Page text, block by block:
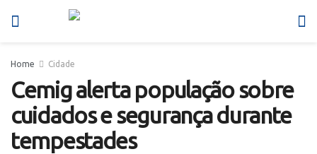
Home Cidade
Cemig alerta população sobre
cuidados e segurança durante
tempestades